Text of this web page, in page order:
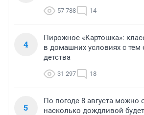
57 788 14
4
Пирожное «Картошка»:
в домашних условиях с
детства
31 297 18
5
По погоде 8 августа можно
насколько дождливой